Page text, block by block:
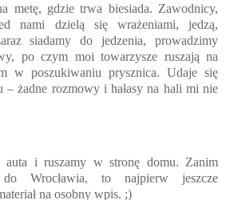
metę, gdzie trwa biesiada. Zawodnicy,
nami dzielą się wrażeniami, jedzą,
siadamy do jedzenia, prowadzimy
po czym moi towarzysze ruszają na
w poszukiwaniu prysznica. Udaje się
– żadne rozmowy i hałasy na hali mi nie
auta i ruszamy w stronę domu. Zanim
do Wrocławia, to najpierw jeszcze
na osobny wpis. ;)